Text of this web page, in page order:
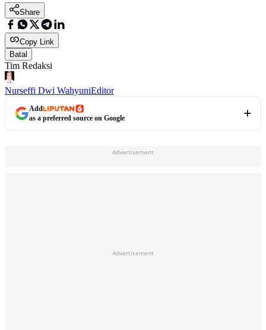
Share
Copy Link
Batal
Tim Redaksi
Nurseffi Dwi WahyuniEditor
Add
as a preferred source on Google
Advertisement
Advertisement